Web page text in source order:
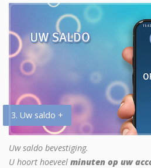
3. Uw saldo +
Uw saldo bevestiging.
U hoort hoeveel minuten op uw